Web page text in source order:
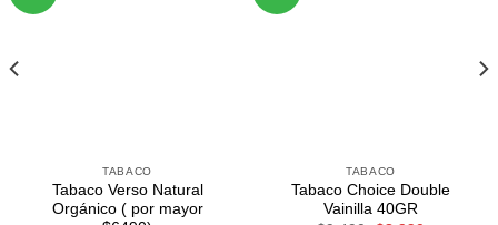
TABACO
Tabaco Verso Natural
Orgánico ( por mayor
TABACO
Tabaco Choice Double
Vainilla 40GR